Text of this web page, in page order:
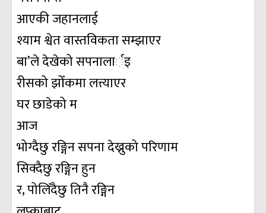
आएकी जहानलाई
श्याम श्वेत वास्तविकता सम्झाएर
बा’ले देखेको सपनालार्इ
रीसको झोँकमा लत्त्याएर
घर छाडेको म
आज
भोग्दैछु रङ्गिन सपना देख्नुको परिणाम
सिक्दैछु रङ्गिन हुन
र, पोलिँदैछु तिनै रङ्गिन